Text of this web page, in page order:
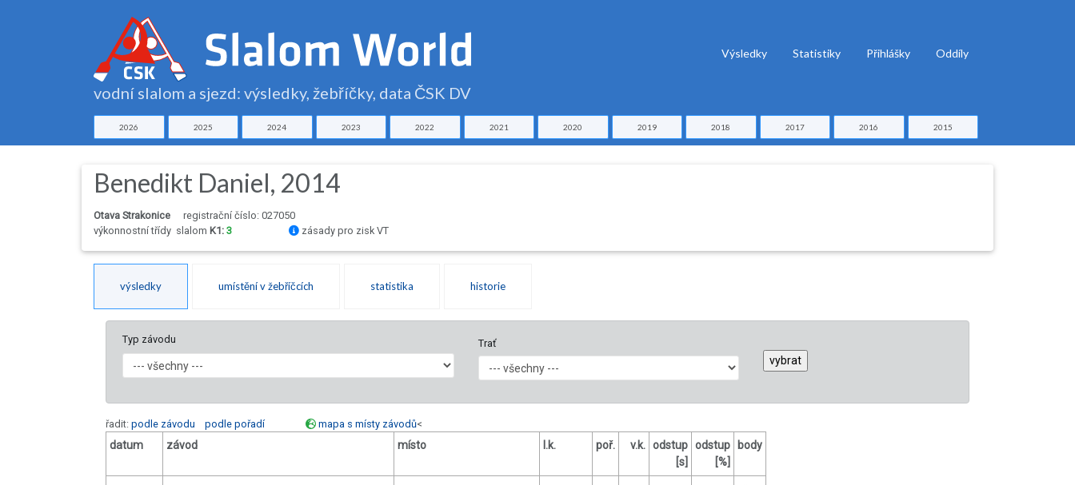
vodní slalom a sjezd: výsledky, žebříčky, data ČSK DV
Výsledky Statistiky Přihlášky Oddíly
2026 2025 2024 2023 2022 2021 2020 2019 2018 2017 2016 2015
Benedikt Daniel, 2014
Otava Strakonice
registrační číslo: 027050
výkonnostní třídy slalom K1: 3 zásady pro zisk VT
výsledky umístění v žebříčcích statistika historie
Typ závodu Trať
řadit: podle závodu podle pořadí mapa s místy závodů<
datum závod místo l.k. poř. v.k. odstup
[s]
odstup
[%]
body